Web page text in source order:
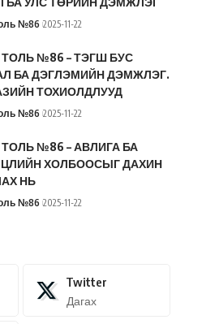
№86 2025-11-22
№86 – ТЭГШ БУС
БА ДЭГЛЭМИЙН ДЭМЖЛЭГ.
ТОХИОЛДЛУУД
№86 2025-11-22
№86 – АВЛИГА БА
ХОЛБООСЫГ ДАХИН
НЬ
№86 2025-11-22
Twitter
Дагах